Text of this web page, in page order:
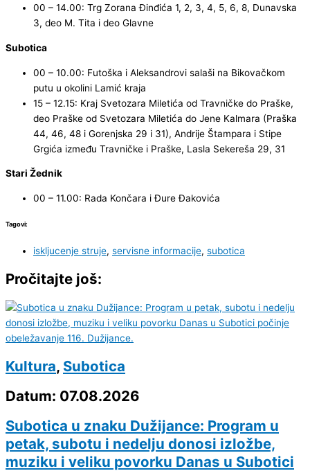
00 – 14.00: Trg Zorana Đinđića 1, 2, 3, 4, 5, 6, 8, Dunavska
3, deo M. Tita i deo Glavne
Subotica
00 – 10.00: Futoška i Aleksandrovi salaši na Bikovačkom
putu u okolini Lamić kraja
15 – 12.15: Kraj Svetozara Miletića od Travničke do Praške,
deo Praške od Svetozara Miletića do Jene Kalmara (Praška
44, 46, 48 i Gorenjska 29 i 31), Andrije Štampara i Stipe
Grgića između Travničke i Praške, Lasla Sekereša 29, 31
Stari Žednik
00 – 11.00: Rada Končara i Đure Đakovića
Tagovi:
iskljucenje struje, servisne informacije, subotica
Pročitajte još:
Kultura, Subotica
Datum: 07.08.2026
Subotica u znaku Dužijance: Program u
petak, subotu i nedelju donosi izložbe,
muziku i veliku povorku Danas u Subotici